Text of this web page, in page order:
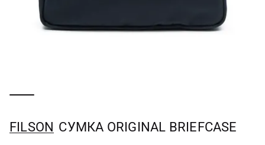
FILSON СУМКА ORIGINAL BRIEFCASE